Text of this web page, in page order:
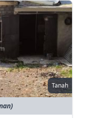
Tanah